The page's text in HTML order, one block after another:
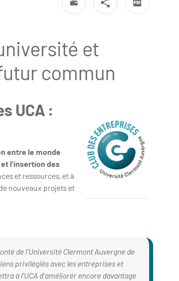
et
commun
UCA :
entre le monde
l’insertion des
et ressources, et à
nouveaux projets et
de l'Université Clermont Auvergne de
privilégiés avec les entreprises et
à l'UCA d'améliorer encore davantage